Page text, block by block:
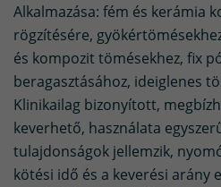
Alkalmazása: fém és kerámia
rögzítésére,
és kompozit tömésekhez, fix
beragasztásához, ideiglenes
Klinikailag bizonyított,
keverhető, használata
tulajdonságok jellemzik,
kötési idő és a keverési arány